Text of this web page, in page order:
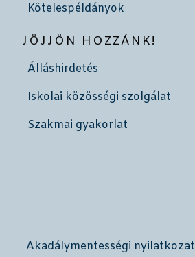
Kötelespéldányok
JÖJJÖN HOZZÁNK!
Álláshirdetés
Iskolai közösségi szolgálat
Szakmai gyakorlat
Akadálymentességi nyilatkozat